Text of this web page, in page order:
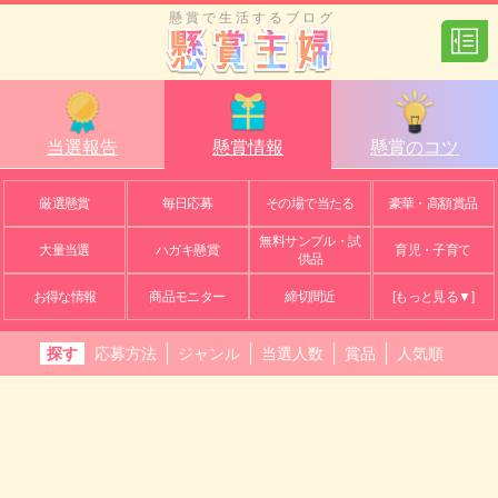
懸賞で生活するブログ
当選報告 懸賞情報 懸賞のコツ
厳選懸賞 毎日応募 その場で当たる 豪華・高額賞品
大量当選 ハガキ懸賞
無料サンプル・試
供品
育児・子育て
お得な情報 商品モニター 締切間近 [もっと見る▼]
探す 応募方法 ジャンル 当選人数 賞品 人気順